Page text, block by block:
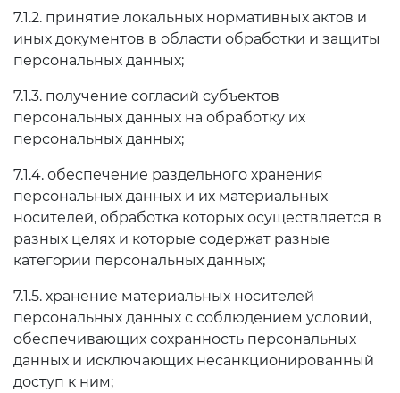
7.1.2. принятие локальных нормативных актов и
иных документов в области обработки и защиты
персональных данных;
7.1.3. получение согласий субъектов
персональных данных на обработку их
персональных данных;
7.1.4. обеспечение раздельного хранения
персональных данных и их материальных
носителей, обработка которых осуществляется в
разных целях и которые содержат разные
категории персональных данных;
7.1.5. хранение материальных носителей
персональных данных с соблюдением условий,
обеспечивающих сохранность персональных
данных и исключающих несанкционированный
доступ к ним;